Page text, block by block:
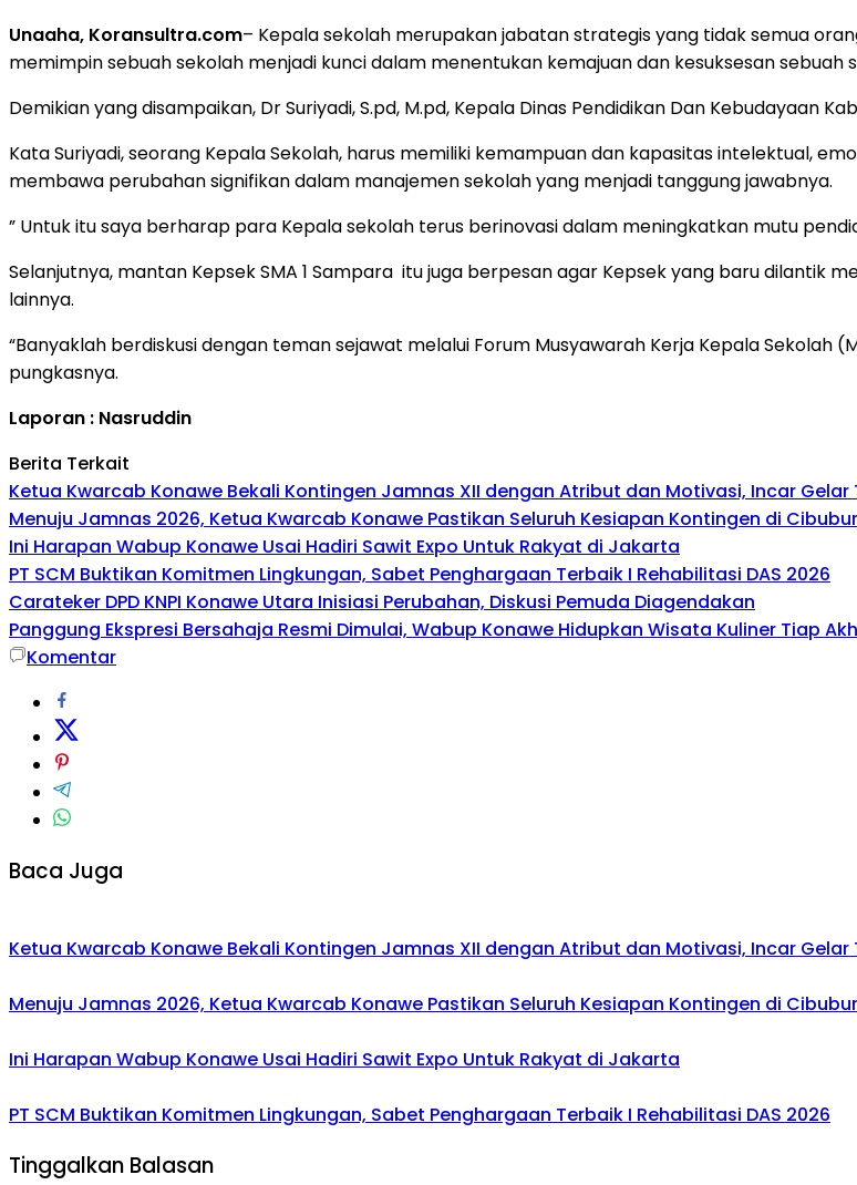
Unaaha, Koransultra.com– Kepala sekolah merupakan jabatan strategis yang tidak semua
memimpin sebuah sekolah menjadi kunci dalam menentukan kemajuan dan kesuksesan sebuah
Demikian yang disampaikan, Dr Suriyadi, S.pd, M.pd, Kepala Dinas Pendidikan Dan Kebudayaan
Kata Suriyadi, seorang Kepala Sekolah, harus memiliki kemampuan dan kapasitas intelektual,
membawa perubahan signifikan dalam manajemen sekolah yang menjadi tanggung jawabnya.
” Untuk itu saya berharap para Kepala sekolah terus berinovasi dalam meningkatkan mutu
Selanjutnya, mantan Kepsek SMA 1 Sampara itu juga berpesan agar Kepsek yang baru dilantik
lainnya.
“Banyaklah berdiskusi dengan teman sejawat melalui Forum Musyawarah Kerja Kepala Sekolah
pungkasnya.
Laporan : Nasruddin
Berita Terkait
Ketua Kwarcab Konawe Bekali Kontingen Jamnas XII dengan Atribut dan Motivasi, Incar Gelar
Menuju Jamnas 2026, Ketua Kwarcab Konawe Pastikan Seluruh Kesiapan Kontingen di Cibubur
Ini Harapan Wabup Konawe Usai Hadiri Sawit Expo Untuk Rakyat di Jakarta
PT SCM Buktikan Komitmen Lingkungan, Sabet Penghargaan Terbaik I Rehabilitasi DAS 2026
Carateker DPD KNPI Konawe Utara Inisiasi Perubahan, Diskusi Pemuda Diagendakan
Panggung Ekspresi Bersahaja Resmi Dimulai, Wabup Konawe Hidupkan Wisata Kuliner Tiap
Komentar
Baca Juga
Ketua Kwarcab Konawe Bekali Kontingen Jamnas XII dengan Atribut dan Motivasi, Incar Gelar
Menuju Jamnas 2026, Ketua Kwarcab Konawe Pastikan Seluruh Kesiapan Kontingen di Cibubur
Ini Harapan Wabup Konawe Usai Hadiri Sawit Expo Untuk Rakyat di Jakarta
PT SCM Buktikan Komitmen Lingkungan, Sabet Penghargaan Terbaik I Rehabilitasi DAS 2026
Tinggalkan Balasan